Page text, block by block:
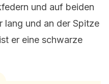
und auf beiden
lang und an der Spitze
er eine schwarze